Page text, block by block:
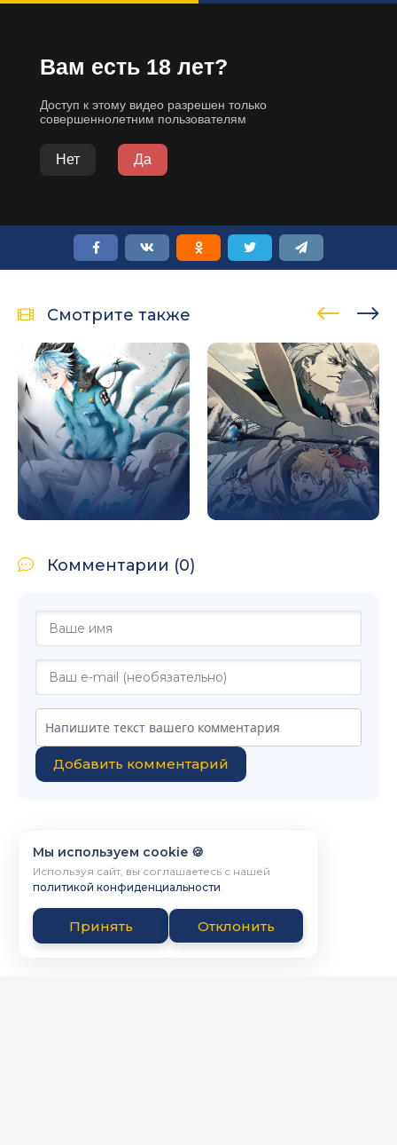
Смотрите также
Комментарии (0)
Добавить комментарий
Мы используем cookie 🍪
Используя сайт, вы соглашаетесь с нашей
политикой конфиденциальности.
Принять Отклонить